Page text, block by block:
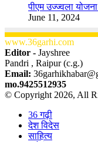
पीएम उज्ज्वला
June 11, 2024
www.36garhi.com
Editor - Jayshree
Pandri , Raipur (c.g.)
Email:
mo.9425512935
© Copyright 2026, All
36 गढ़ी
देश विदेस
साहित्य